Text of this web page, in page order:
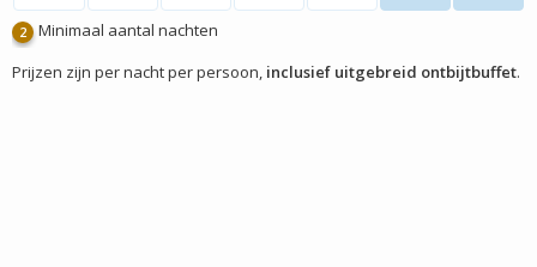
2
Minimaal aantal nachten
Prijzen zijn per nacht per persoon, inclusief uitgebreid ontbijtbuffet.